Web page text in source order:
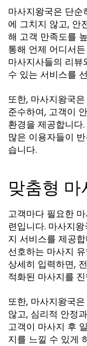
마사지왕국은 단순
에 그치지 않고, 안
해 고객 만족도를
통해 언제 어디서든
마사지사들의 리
수 있는 서비스를
또한, 마사지왕국
준수하여, 고객이
환경을 제공합니다
많은 이용자들이
습니다.
맞춤형 마
고객마다 필요한
련입니다. 마사지왕
지 서비스를 제공
선호하는 마사지
상세히 입력하면,
적화된 마사지를
또한, 마사지왕국
않고, 심리적 안정
고객이 마사지 후
지를 느낄 수 있게